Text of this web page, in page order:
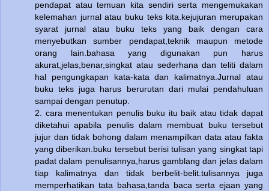
pendapat atau temuan kita sendiri serta mengemukakan
kelemahan jurnal atau buku teks kita.kejujuran merupakan
syarat jurnal atau buku teks yang baik dengan cara
menyebutkan sumber pendapat,teknik maupun metode
orang lain.bahasa yang digunakan pun harus
akurat,jelas,benar,singkat atau sederhana dan teliti dalam
hal pengungkapan kata-kata dan kalimatnya.Jurnal atau
buku teks juga harus berurutan dari mulai pendahuluan
sampai dengan penutup.
2. cara menentukan penulis buku itu baik atau tidak dapat
diketahui apabila penulis dalam membuat buku tersebut
jujur dan tidak bohong dalam menampilkan data atau fakta
yang diberikan.buku tersebut berisi tulisan yang singkat tapi
padat dalam penulisannya,harus gamblang dan jelas dalam
tiap kalimatnya dan tidak berbelit-belit.tulisannya juga
memperhatikan tata bahasa,tanda baca serta ejaan yang